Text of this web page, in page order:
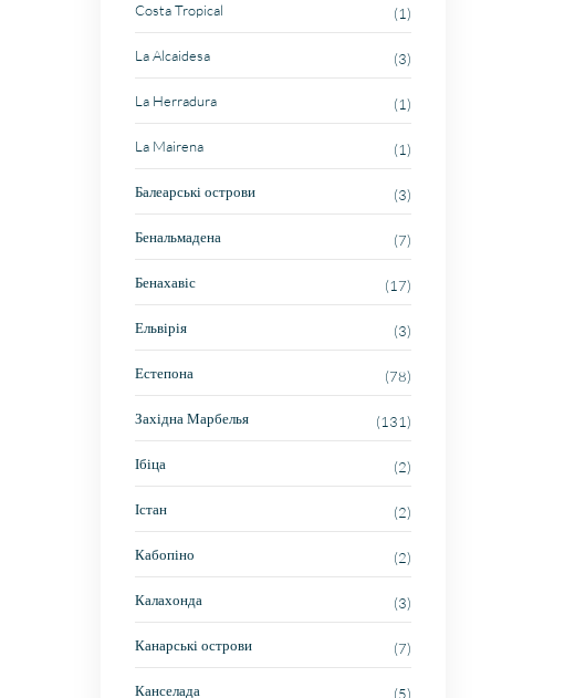
Costa Tropical (1)
La Alcaidesa (3)
La Herradura (1)
La Mairena (1)
Балеарські острови (3)
Бенальмадена (7)
Бенахавіс (17)
Ельвірія (3)
Естепона (78)
Західна Марбелья (131)
Ібіца (2)
Істан (2)
Кабопіно (2)
Калахонда (3)
Канарські острови (7)
Канселада (5)